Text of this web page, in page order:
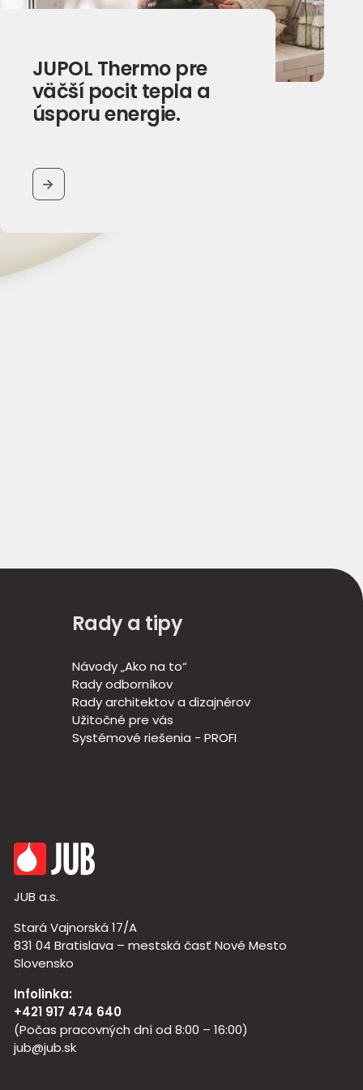
JUPOL Thermo pre
väčší pocit tepla a
úsporu energie.
BUTTON
Rady a tipy
Návody „Ako na to“
Rady odborníkov
Rady architektov a dizajnérov
Užitočné pre vás
Systémové riešenia - PROFI
JUB a.s.
Stará Vajnorská 17/A
831 04 Bratislava – mestská časť Nové Mesto
Slovensko
Infolinka:
+421 917 474 640
(Počas pracovných dní od 8:00 – 16:00)
jub@jub.sk